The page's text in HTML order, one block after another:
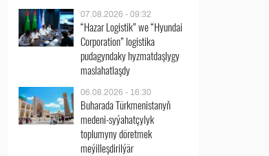
07.08.2026 - 09:32
“Hazar Logistik” we “Hyundai
Corporation” logistika
pudagyndaky hyzmatdaşlygy
maslahatlaşdy
06.08.2026 - 16:30
Buharada Türkmenistanyň
medeni-syýahatçylyk
toplumyny döretmek
meýilleşdirilýär